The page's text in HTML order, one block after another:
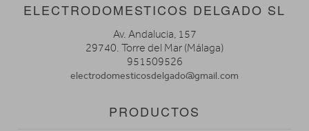
ELECTRODOMESTICOS DELGADO SL
Av. Andalucia, 157
29740. Torre del Mar (Málaga)
951509526
electrodomesticosdelgado@gmail.com
PRODUCTOS